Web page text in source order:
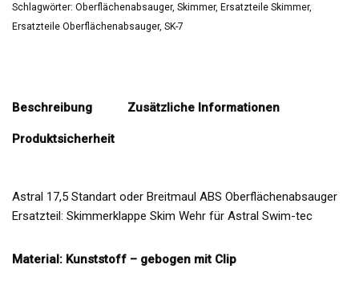
Schlagwörter: Oberflächenabsauger, Skimmer, Ersatzteile Skimmer,
Ersatzteile Oberflächenabsauger, SK-7
Beschreibung Zusätzliche Informationen
Produktsicherheit
Astral 17,5 Standart oder Breitmaul ABS Oberflächenabsauger
Ersatzteil: Skimmerklappe Skim Wehr für Astral Swim-tec
Material: Kunststoff – gebogen mit Clip